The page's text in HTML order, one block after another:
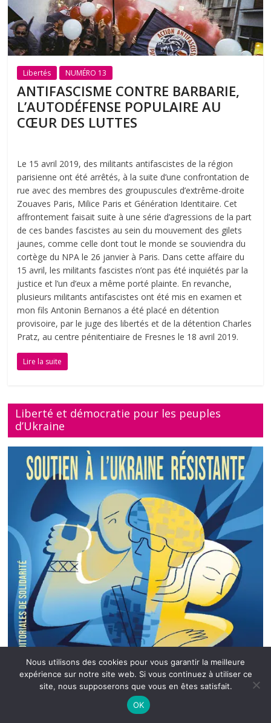
Libertés NUMÉRO 13
ANTIFASCISME CONTRE BARBARIE,
L’AUTODÉFENSE POPULAIRE AU
CŒUR DES LUTTES
Le 15 avril 2019, des militants antifascistes de la région
parisienne ont été arrêtés, à la suite d’une confrontation de
rue avec des membres des groupuscules d’extrême-droite
Zouaves Paris, Milice Paris et Génération Identitaire. Cet
affrontement faisait suite à une série d’agressions de la part
de ces bandes fascistes au sein du mouvement des gilets
jaunes, comme celle dont tout le monde se souviendra du
cortège du NPA le 26 janvier à Paris. Dans cette affaire du
15 avril, les militants fascistes n’ont pas été inquiétés par la
justice et l’un d’eux a même porté plainte. En revanche,
plusieurs militants antifascistes ont été mis en examen et
mon fils Antonin Bernanos a été placé en détention
provisoire, par le juge des libertés et de la détention Charles
Pratz, au centre pénitentiaire de Fresnes le 18 avril 2019.
Lire la suite
Liberté et démocratie pour les peuples
d’Ukraine
Nous utilisons des cookies pour vous garantir la meilleure
expérience sur notre site web. Si vous continuez à utiliser ce
site, nous supposerons que vous en êtes satisfait.
OK